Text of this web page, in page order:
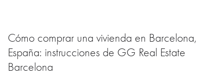
Cómo comprar una vivienda en Barcelona,
España: instrucciones de GG Real Estate
Barcelona